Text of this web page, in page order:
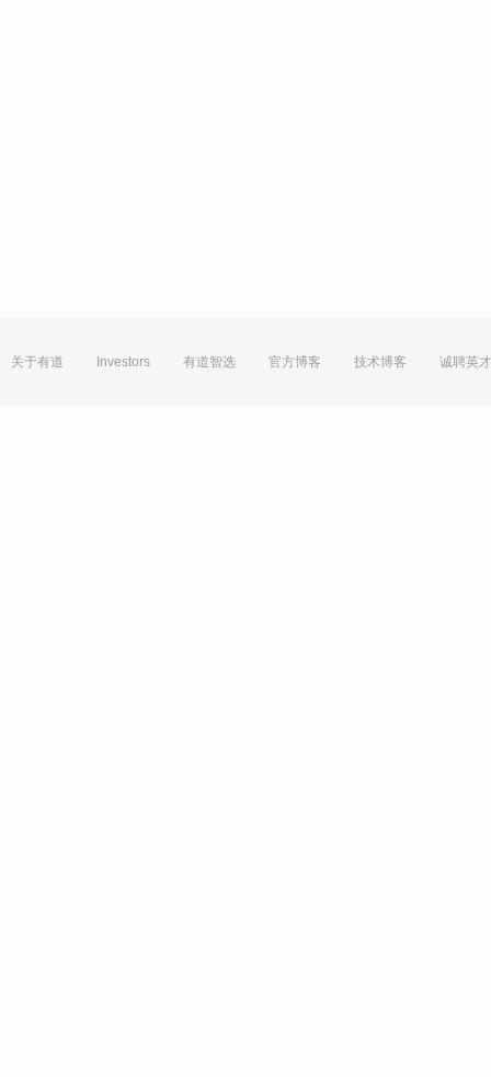
关于有道 Investors 有道智选 官方博客 技术博客 诚聘英才